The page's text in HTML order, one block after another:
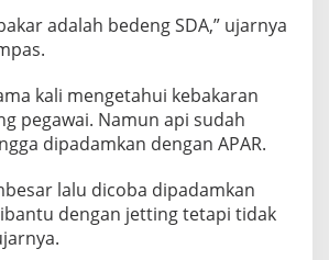
adalah bedeng SDA,” ujarnya
kali mengetahui kebakaran
pegawai. Namun api sudah
dipadamkan dengan APAR.
lalu dicoba dipadamkan
dengan jetting tetapi tidak